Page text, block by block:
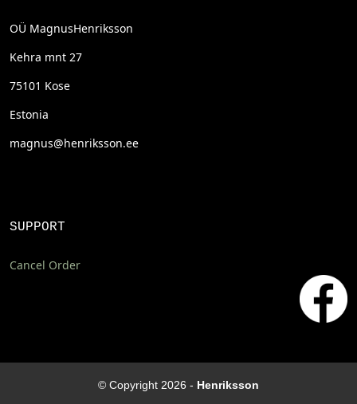
OÜ MagnusHenriksson
Kehra mnt 27
75101 Kose
Estonia
magnus@henriksson.ee
SUPPORT
Cancel Order
© Copyright 2026 - Henriksson